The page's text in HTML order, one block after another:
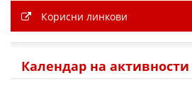
Корисни линкови
Календар на активности